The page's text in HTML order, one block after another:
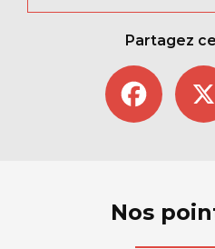
Partagez
Nos